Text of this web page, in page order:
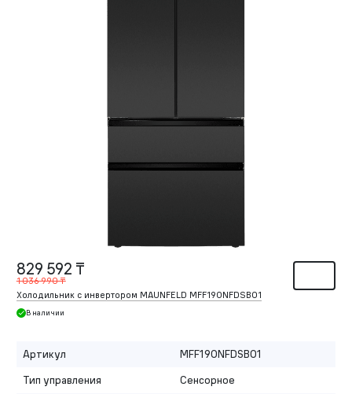
829 592 ₸
1 036 990 ₸
Холодильник с инвертором MAUNFELD MFF190NFDSB01
В наличии
Артикул
MFF190NFDSB01
Тип управления
Сенсорное